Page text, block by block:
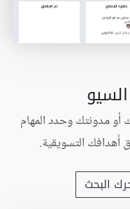
مدونتك وحدد المهام
أهدافك التسويقية.
البحث